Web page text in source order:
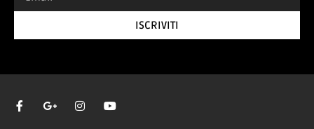
ISCRIVITI